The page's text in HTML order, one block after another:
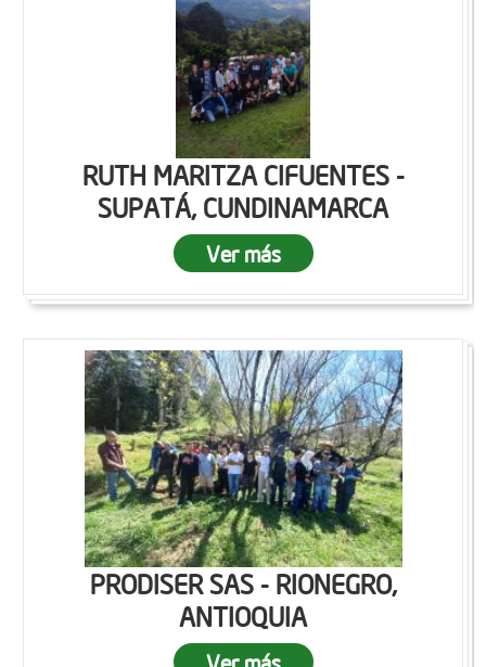
RUTH MARITZA CIFUENTES -
SUPATÁ, CUNDINAMARCA
Ver más
PRODISER SAS - RIONEGRO,
ANTIOQUIA